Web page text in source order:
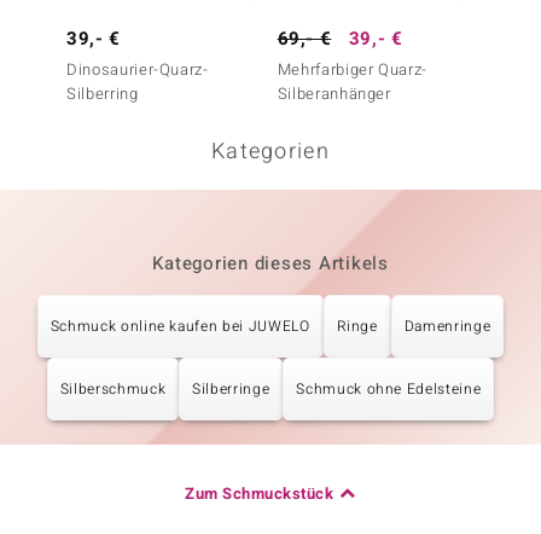
39,- €
Dinosaurier-Quarz-
Silberring
69,- € 39,- €
Mehrfarbiger Quarz-
Silberanhänger
Kategorien
Kategorien dieses Artikels
Schmuck online kaufen bei JUWELO Ringe Damenringe
Silberschmuck Silberringe Schmuck ohne Edelsteine
Zum Schmuckstück